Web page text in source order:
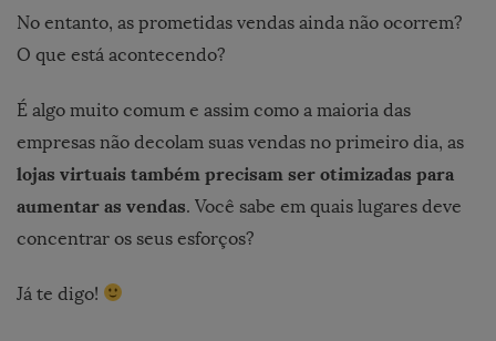
No entanto, as prometidas vendas ainda não ocorrem?
O que está acontecendo?
É algo muito comum e assim como a maioria das
empresas não decolam suas vendas no primeiro dia, as
lojas virtuais também precisam ser otimizadas para
aumentar as vendas. Você sabe em quais lugares deve
concentrar os seus esforços?
Já te digo!